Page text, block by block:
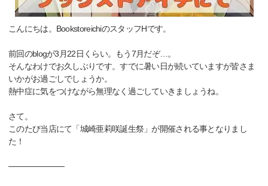
こんにちは。BookstoreichiのスタッフHです。
前回のblogが3月22日くらい。もう7月だぞ…。
そんなわけでお久しぶりです。すでに暑い日が続いていますが皆さま
いかがお過ごしでしょうか。
熱中症に気をつけながら無理なく過ごしていきましょうね。
さて。
このたび当店にて「城崎亜莉咲誕生祭」が開催される事となりまし
た！
──────────